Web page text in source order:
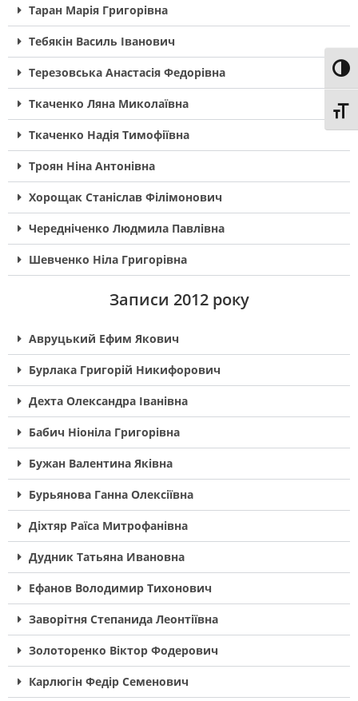
Таран Марія Григорівна
Тебякін Василь Іванович
Терезовська Анастасія Федорівна
Ткаченко Ляна Миколаївна
Ткаченко Надія Тимофіївна
Троян Ніна Антонівна
Хорощак Станіслав Філімонович
Чередніченко Людмила Павлівна
Шевченко Ніла Григорівна
Записи 2012 року
Авруцький Ефим Якович
Бурлака Григорій Никифорович
Дехта Олександра Іванівна
Бабич Ніоніла Григорівна
Бужан Валентина Яківна
Бурьянова Ганна Олексіївна
Діхтяр Раїса Митрофанівна
Дудник Татьяна Ивановна
Ефанов Володимир Тихонович
Заворітня Степанида Леонтіївна
Золоторенко Віктор Фодерович
Карлюгін Федір Семенович